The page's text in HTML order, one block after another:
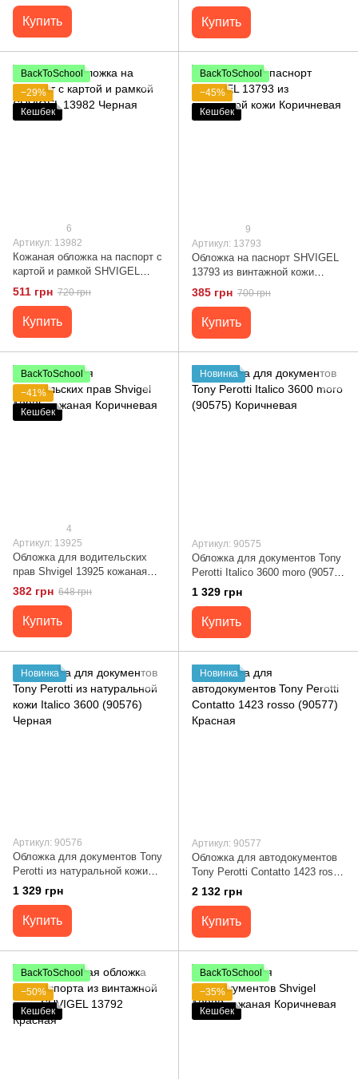
Купить Купить
BackToSchool
−29%
Кешбек
6
Артикул: 13982
Кожаная обложка на паспорт с
картой и рамкой SHVIGEL
13982 Черная
511 грн 720 грн
Купить
BackToSchool
−45%
Кешбек
9
Артикул: 13793
Обложка на паснорт SHVIGEL
13793 из винтажной кожи
Коричневая
385 грн 700 грн
Купить
BackToSchool
−41%
Кешбек
4
Артикул: 13925
Обложка для водительских
прав Shvigel 13925 кожаная
Коричневая
382 грн 648 грн
Купить
Новинка
Артикул: 90575
Обложка для документов Tony
Perotti Italico 3600 moro (90575)
Коричневая
1 329 грн
Купить
Новинка
Артикул: 90576
Обложка для документов Tony
Perotti из натуральной кожи
Italico 3600 (90576) Черная
1 329 грн
Купить
Новинка
Артикул: 90577
Обложка для автодокументов
Tony Perotti Contatto 1423 rosso
(90577) Красная
2 132 грн
Купить
BackToSchool
−50%
Кешбек
BackToSchool
−35%
Кешбек